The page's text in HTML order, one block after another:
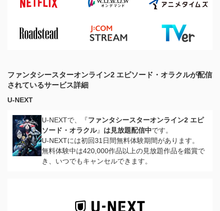
ファンタシースターオンライン2 エピソード・オラクルが配信
されているサービス詳細
U-NEXT
U-NEXTで、『ファンタシースターオンライン2 エピ
ソード・オラクル』 は見放題配信中です。
U-NEXTには初回31日間無料体験期間があります。
無料体験中は420,000作品以上の見放題作品を鑑賞で
き、いつでもキャンセルできます。